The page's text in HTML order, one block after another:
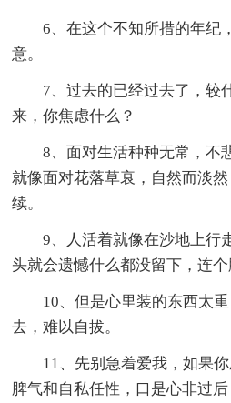
6、在这个不知所措的年纪
意。
7、过去的已经过去了，较
来，你焦虑什么？
8、面对生活种种无常，不
就像面对花落草衰，自然而淡
续。
9、人活着就像在沙地上行
头就会遗憾什么都没留下，连个
10、但是心里装的东西太
去，难以自拔。
11、先别急着爱我，如果
脾气和自私任性，口是心非过